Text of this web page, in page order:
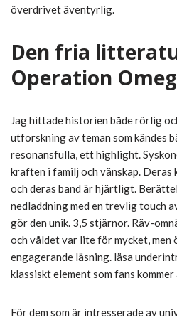
överdrivet äventyrlig.
Den fria
Operation
Jag hittade historien både rörlig
utforskning av teman som kändes
resonansfulla, ett highlight.
kraften i familj och vänskap.
och deras band är hjärtligt.
nedladdning med en trevlig touch
gör den unik. 3,5 stjärnor. Räv-
och våldet var lite för mycket, men
engagerande läsning. läsa
klassiskt element som fans
För dem som är intresserade av